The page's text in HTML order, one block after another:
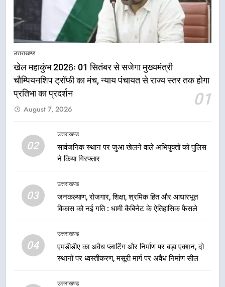
उत्तराखण्ड
खेल महाकुंभ 2026ः 01 सितंबर से सजेगा मुख्यमंत्री
चौम्पियनशिप ट्रॉफी का मंच, न्याय पंचायत से राज्य स्तर तक होगा
प्रतिभा का प्रदर्शन
01
August 7, 2026
02
उत्तराखण्ड
सार्वजनिक स्थान पर जुआ खेलने वाले अभियुक्तों को पुलिस
ने किया गिरफ्तार
03
उत्तराखण्ड
जनकल्याण, रोजगार, शिक्षा, श्रमिक हित और आधारभूत
विकास को नई गति : धामी कैबिनेट के ऐतिहासिक फैसले
04
उत्तराखण्ड
एमडीडीए का अवैध प्लाटिंग और निर्माण पर बड़ा एक्शन, दो
स्थानों पर ध्वस्तीकरण, मसूरी मार्ग पर अवैध निर्माण सील
उत्तराखण्ड
राष्ट्रीय हथकरघा दिवस पर मुख्यमंत्री
कारीगरों को किया सम्मानित
उत्तराखण्ड
6
वाले महीनों में हजारों पदों पर की जाएगी
भर्ती
उत्तराखण्ड
दिल्ली-देहरादून आर्थिक कॉरिडोर से जुड़ी
12 किमी ग्रीनफील्ड बाईपास परियोजना